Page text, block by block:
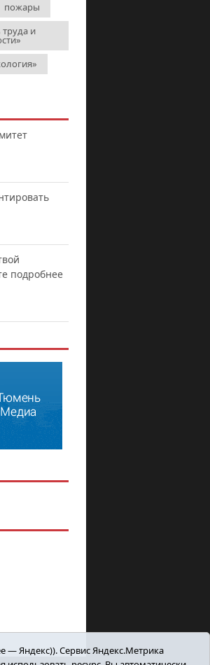
пожары
и
подробнее
— Яндекс)). Сервис Яндекс.Метрика